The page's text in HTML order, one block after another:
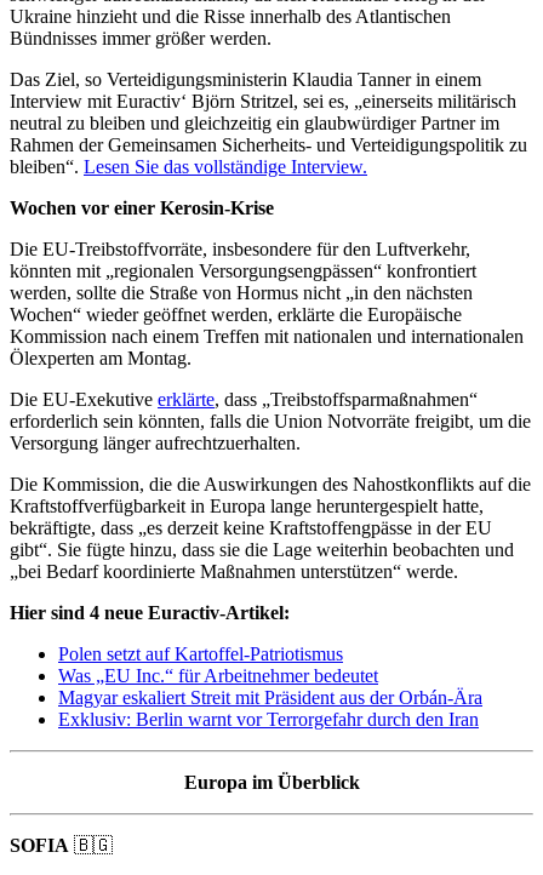
Ukraine hinzieht und die Risse innerhalb des Atlantischen
Bündnisses immer größer werden.
Das Ziel, so Verteidigungsministerin Klaudia Tanner in einem
Interview mit Euractiv‘ Björn Stritzel, sei es, „einerseits militärisch
neutral zu bleiben und gleichzeitig ein glaubwürdiger Partner im
Rahmen der Gemeinsamen Sicherheits- und Verteidigungspolitik zu
bleiben“. Lesen Sie das vollständige Interview.
Wochen vor einer Kerosin-Krise
Die EU-Treibstoffvorräte, insbesondere für den Luftverkehr,
könnten mit „regionalen Versorgungsengpässen“ konfrontiert
werden, sollte die Straße von Hormus nicht „in den nächsten
Wochen“ wieder geöffnet werden, erklärte die Europäische
Kommission nach einem Treffen mit nationalen und internationalen
Ölexperten am Montag.
Die EU-Exekutive erklärte, dass „Treibstoffsparmaßnahmen“
erforderlich sein könnten, falls die Union Notvorräte freigibt, um die
Versorgung länger aufrechtzuerhalten.
Die Kommission, die die Auswirkungen des Nahostkonflikts auf die
Kraftstoffverfügbarkeit in Europa lange heruntergespielt hatte,
bekräftigte, dass „es derzeit keine Kraftstoffengpässe in der EU
gibt“. Sie fügte hinzu, dass sie die Lage weiterhin beobachten und
„bei Bedarf koordinierte Maßnahmen unterstützen“ werde.
Hier sind 4 neue Euractiv-Artikel:
Polen setzt auf Kartoffel-Patriotismus
Was „EU Inc.“ für Arbeitnehmer bedeutet
Magyar eskaliert Streit mit Präsident aus der Orbán-Ära
Exklusiv: Berlin warnt vor Terrorgefahr durch den Iran
Europa im Überblick
SOFIA 🇧🇬